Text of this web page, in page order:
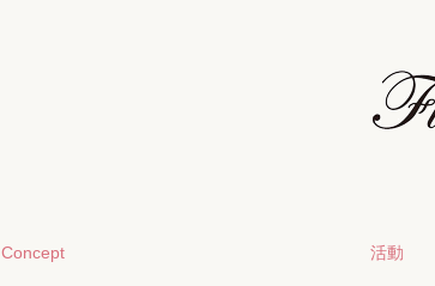
Concept 活動